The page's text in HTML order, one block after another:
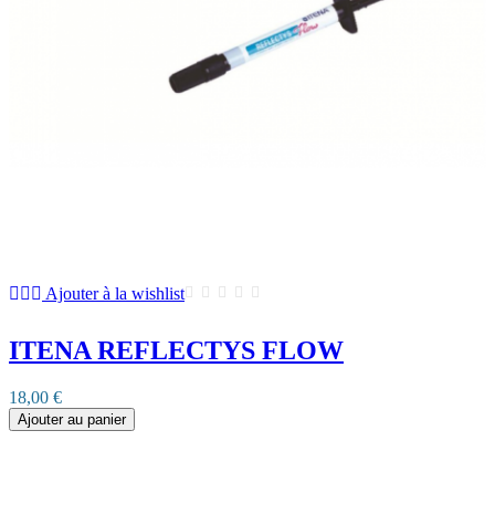
Ajouter à la wishlist
ITENA REFLECTYS FLOW
18,00 €
Ajouter au panier